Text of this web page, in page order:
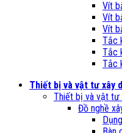
Vít
Vít
Vít
Tắc
Tắc
Tắc
Thiết bị và vật tư xây
Thiết bị và vật tư
Đồ nghề